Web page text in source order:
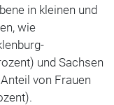
in kleinen und
wie
und Sachsen
von Frauen